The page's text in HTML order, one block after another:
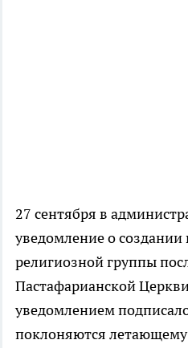
27 сентября в
уведомление о
религиозной группы
Пастафарианской
уведомлением
поклоняются